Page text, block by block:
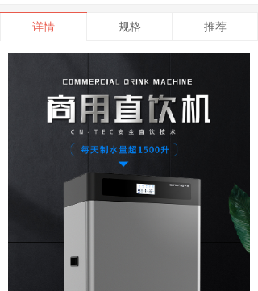
详情 规格 推荐